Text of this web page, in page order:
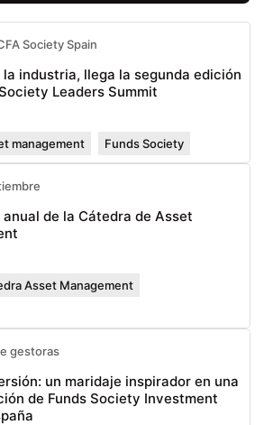
Society Spain
la industria, llega la segunda edición
Leaders Summit
management Funds Society
anual de la Cátedra de Asset
Asset Management
gestoras
un maridaje inspirador en una
de Funds Society Investment